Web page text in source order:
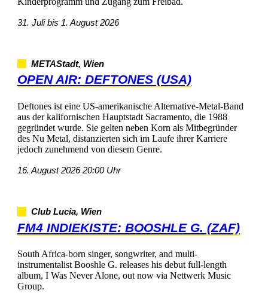
31.Julibis1.August2026
METAStadt,Wien
OPENAIR:DEFTONES(USA)
DeftonesisteineUS-amerikanischeAlternative-Metal-Band
ausderkalifornischenHauptstadtSacramento,die1988
gegründetwurde.SiegeltennebenKornalsMitbegründer
desNuMetal,distanziertensichimLaufeihrerKarriere
jedochzunehmendvondiesemGenre.
16.August202620:00Uhr
ClubLucia,Wien
FM4INDIEKISTE:BOOSHLEG.(ZAF)
SouthAfrica-bornsinger,songwriter,andmulti-
instrumentalistBooshleG.releaseshisdebutfull-length
album,IWasNeverAlone,outnowviaNettwerkMusic
Group.